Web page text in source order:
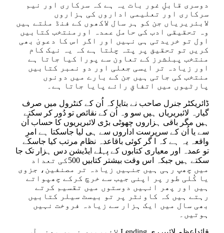
دوسری قابلِ غور بات یہ ہے کہ سرکاری اور نیم
سرکاری اور تعلیمی اداروں کی ہزاروں
لابئریریاں جن کو ہر سال لاکھوں کے فنڈ ملتے ہیں
وہ تحقیقی ادب کی حامل عمدہ اورمنتخب کتابیں
اول تو خریدتی ہی نہیں اور اگر اس کا دعویٰ بھی
کریں تو تحقیق پر پتہ چلتا ہے کہ یہ نیک کام
منتخب پبلشرز کے تعاون سے پورا کیا جاتا ہے
اور زیادہ تر ایسی جعلی اور دو نمبر کتابیں
منتخب کی جاتی ہیں جن کے بارے میں دونوں
پارٹیوں میں اتفاقِ رائے پایا جاتا ہے۔
ڈائریکٹر جنرل صاحب نے بتایا کہ اُن کے کنٹرول میں صرف
گیارہ لائبریریاں ہیں سو وہ اُن کے نقائص تو دُور کر سکتے
ہیں مگر باقی ہزاروں چھوٹی بڑی لائبریریوں کا حساب اُن
سے یا اُن کے سرپرست اداروں سے ہی لیا جاسکتا ہے امرِ
واقعہ یہ ہے کہ ا گر کوئی باقاعدہ نظام مرتب کیا جاسکے
تو عمدہ اور معیاری کتابوں کے پہلے ایڈیشن دس ہزار تک جا
سکتے ہیں جبکہ اس وقت بیشتر کتابیں 500کی تعداد
میں چھپ رہی ہیں جنہیں زیادہ تر مصنفین، جزوی
یا کُلی طور پر اپنی جیب سے خرچ کرکے چھپواتے
ہیں اور پھر انہیں دوستوں میں تقسیم کرتے
رہتے ہیں کہ کاونٹر پر تو بیسٹ سیلر کتابیں
بھی سال میں ایک ہزار سے زیادہ فروخت نہیں
ہوتیں۔